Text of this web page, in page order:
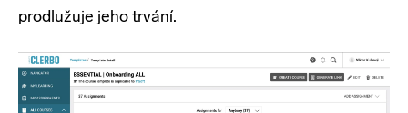
prodlužuje jeho trvání.